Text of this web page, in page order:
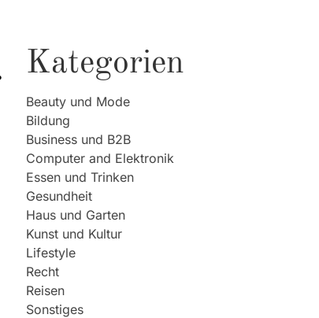
Kategorien
Beauty und Mode
Bildung
Business und B2B
Computer and Elektronik
Essen und Trinken
Gesundheit
Haus und Garten
Kunst und Kultur
Lifestyle
Recht
Reisen
Sonstiges